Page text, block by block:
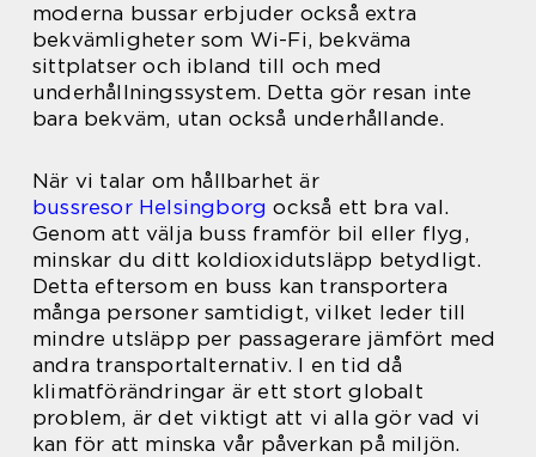
moderna bussar erbjuder också extra
bekvämligheter som Wi-Fi, bekväma
sittplatser och ibland till och med
underhållningssystem. Detta gör resan inte
bara bekväm, utan också underhållande.
När vi talar om hållbarhet är
bussresor Helsingborg också ett bra val.
Genom att välja buss framför bil eller flyg,
minskar du ditt koldioxidutsläpp betydligt.
Detta eftersom en buss kan transportera
många personer samtidigt, vilket leder till
mindre utsläpp per passagerare jämfört med
andra transportalternativ. I en tid då
klimatförändringar är ett stort globalt
problem, är det viktigt att vi alla gör vad vi
kan för att minska vår påverkan på miljön.